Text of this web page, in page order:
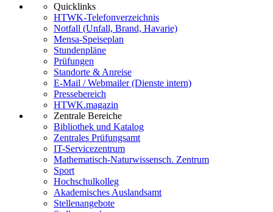
Quicklinks
HTWK-Telefonverzeichnis
Notfall (Unfall, Brand, Havarie)
Mensa-Speiseplan
Stundenpläne
Prüfungen
Standorte & Anreise
E-Mail / Webmailer (Dienste intern)
Pressebereich
HTWK.magazin
Zentrale Bereiche
Bibliothek und Katalog
Zentrales Prüfungsamt
IT-Servicezentrum
Mathematisch-Naturwissensch. Zentrum
Sport
Hochschulkolleg
Akademisches Auslandsamt
Stellenangebote